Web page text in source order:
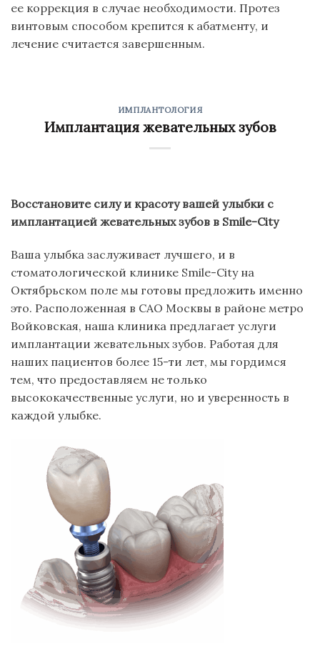
ее коррекция в случае необходимости. Протез
винтовым способом крепится к абатменту, и
лечение считается завершенным.
ИМПЛАНТОЛОГИЯ
Имплантация жевательных зубов
Восстановите силу и красотувашей улыбки с
имплантацией жевательныхзубов в Smile-City
Ваша улыбка заслуживает лучшего, и в
стоматологической клинике Smile-City на
Октябрьском поле мы готовы предложить именно
это. Расположенная в САО Москвы в районе метро
Войковская, наша клиника предлагает услуги
имплантации жевательных зубов. Работая для
наших пациентов более 15-ти лет, мы гордимся
тем, что предоставляем не только
высококачественные услуги, но и уверенность в
каждой улыбке.